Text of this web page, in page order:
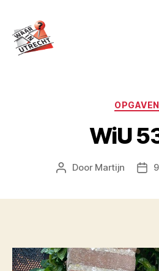
OPGAVEN
WiU
Berichtauteur
Door Martijn